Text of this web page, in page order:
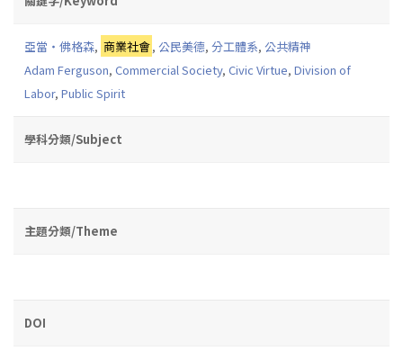
亞當‧佛格森, 商業社會, 公民美德,分工體系, 公共精神
Adam Ferguson, Commercial Society, Civic Virtue, Division of
Labor, Public Spirit
學科分類/Subject
主題分類/Theme
DOI